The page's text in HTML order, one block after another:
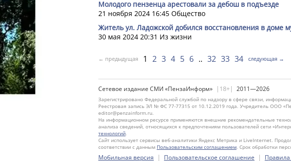
Молодого пензенца арестовали за дебош в подъезде
21 ноября 2024 16:45 Общество
Житель ул. Ладожской добился восстановления в доме
30 мая 2024 20:31 Из жизни
← предыдущая 1 2 3 4 5 6 32 33 34 следующая →
Сетевое издание СМИ «ПензаИнформ» |18+| 2011—2026
Зарегистрировано Федеральной службой по надзору в сфере связи,
Реестровая запись ЭЛ № ФС 77-77315 от 10.12.2019 года. Учредитель ООО
editor@penzainform.ru.
На информационном ресурсе применяются внешние рекомендательные
анализа сведений, относящихся к предпочтениям пользователей сети
технологий.
Сайт использует сервисы веб-аналитики Яндекс Метрика и LiveInternet.
соответствии с данным Пользовательским соглашением. Срок обработки
Мобильная версия | Пользовательское соглашение |